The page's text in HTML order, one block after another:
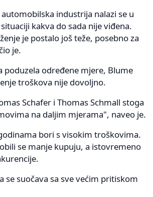
industrija nalazi se u
kakva do sada nije viđena.
je postalo još teže, posebno za
je.
poduzela određene mjere, Blume
troškova nije dovoljno.
Schafer i Thomas Schmall stoga
na daljim mjerama", naveo je.
bori s visokim troškovima.
se manje kupuju, a istovremeno
se suočava sa sve većim pritiskom